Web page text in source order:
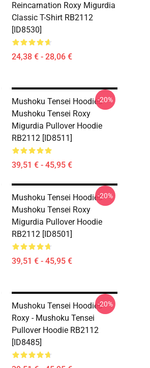
Reincarnation Roxy Migurdia
Classic T-Shirt RB2112
[ID8530]
24,38 € - 28,06 €
Mushoku Tensei Hoodies -
Mushoku Tensei Roxy
Migurdia Pullover Hoodie
RB2112 [ID8511]
39,51 € - 45,95 €
-20%
Mushoku Tensei Hoodies -
Mushoku Tensei Roxy
Migurdia Pullover Hoodie
RB2112 [ID8501]
39,51 € - 45,95 €
-20%
Mushoku Tensei Hoodies -
Roxy - Mushoku Tensei
Pullover Hoodie RB2112
[ID8485]
-20%